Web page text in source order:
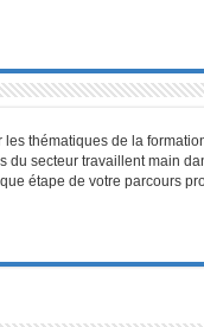
thématiques de la
du secteur travaillent main
étape de votre parcours